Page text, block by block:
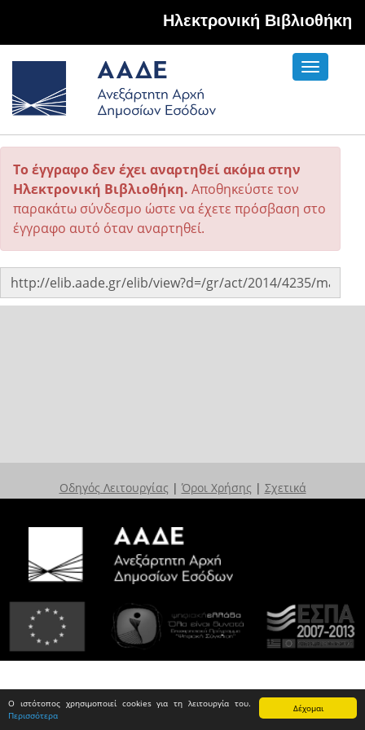
Δέχομαι
Ο ιστότοπος χρησιμοποιεί cookies για τη λειτουργία του.
Περισσότερα
Hλεκτρονική Βιβλιοθήκη
Toggle
Το έγγραφο δεν έχει αναρτηθεί ακόμα στην
Ηλεκτρονική Βιβλιοθήκη. Αποθηκεύστε τον
παρακάτω σύνδεσμο ώστε να έχετε πρόσβαση στο
έγγραφο αυτό όταν αναρτηθεί.
Οδηγός Λειτουργίας | Όροι Χρήσης | Σχετικά